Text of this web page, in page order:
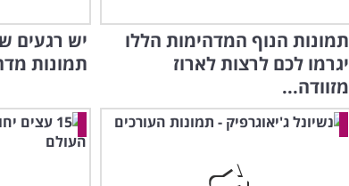
תמונות הנוף המדהימות הללו
יגרמו לכם לרצות לארוז
מזוודה...
יש רגעים
תמונות